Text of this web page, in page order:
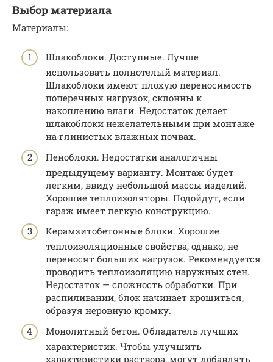
Выбор материала
Материалы:
Шлакоблоки. Доступные. Лучше
использовать полнотелый материал.
Шлакоблоки имеют плохую переносимость
поперечных нагрузок, склонны к
накоплению влаги. Недостаток делает
шлакоблоки нежелательными при монтаже
на глинистых влажных почвах.
Пеноблоки. Недостатки аналогичны
предыдущему варианту. Монтаж будет
легким, ввиду небольшой массы изделий.
Хорошие теплоизоляторы. Подойдут, если
гараж имеет легкую конструкцию.
Керамзитобетонные блоки. Хорошие
теплоизоляционные свойства, однако, не
переносят больших нагрузок. Рекомендуется
проводить теплоизоляцию наружных стен.
Недостаток — сложность обработки. При
распиливании, блок начинает крошиться,
образуя неровную кромку.
Монолитный бетон. Обладатель лучших
характеристик. Чтобы улучшить
характеристики раствора, могут добавлять